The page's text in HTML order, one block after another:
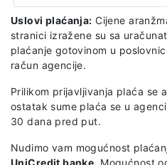
Uslovi plaćanja: Cijene
stranici izražene su sa
plaćanje gotovinom u
račun agencije.
Prilikom prijavljivanja plaća se
ostatak sume plaća se u
30 dana pred put.
Nudimo vam mogućnost